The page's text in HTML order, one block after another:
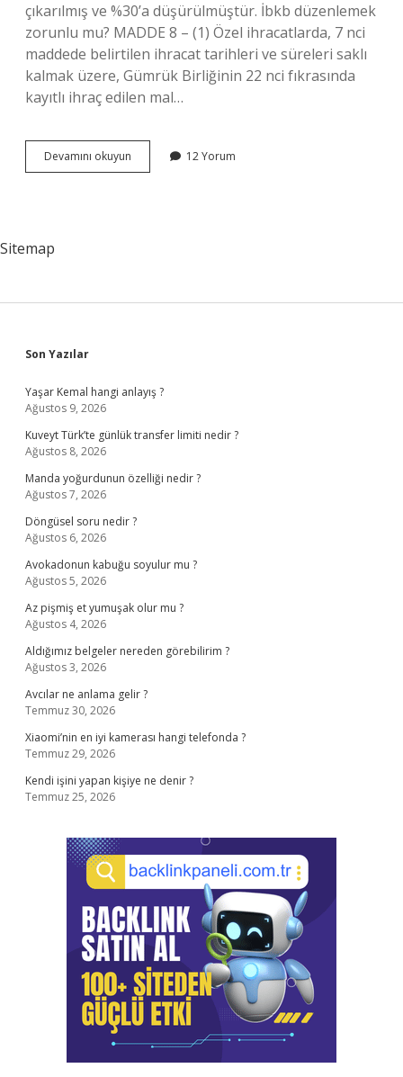
çıkarılmış ve %30’a düşürülmüştür. İbkb düzenlemek
zorunlu mu? MADDE 8 – (1) Özel ihracatlarda, 7 nci
maddede belirtilen ihracat tarihleri ​​ve süreleri saklı
kalmak üzere, Gümrük Birliğinin 22 nci fıkrasında
kayıtlı ihraç edilen mal…
Devamını okuyun
Dolarin
Bedelinin
Zorunlu
12 Yorum
Sitemap
Sidebar
Son Yazılar
Yaşar Kemal hangi anlayış ?
Ağustos 9, 2026
Kuveyt Türk’te günlük transfer limiti nedir ?
Ağustos 8, 2026
Manda yoğurdunun özelliği nedir ?
Ağustos 7, 2026
Döngüsel soru nedir ?
Ağustos 6, 2026
Avokadonun kabuğu soyulur mu ?
Ağustos 5, 2026
Az pişmiş et yumuşak olur mu ?
Ağustos 4, 2026
Aldığımız belgeler nereden görebilirim ?
Ağustos 3, 2026
Avcılar ne anlama gelir ?
Temmuz 30, 2026
Xiaomi’nin en iyi kamerası hangi telefonda ?
Temmuz 29, 2026
Kendi işini yapan kişiye ne denir ?
Temmuz 25, 2026